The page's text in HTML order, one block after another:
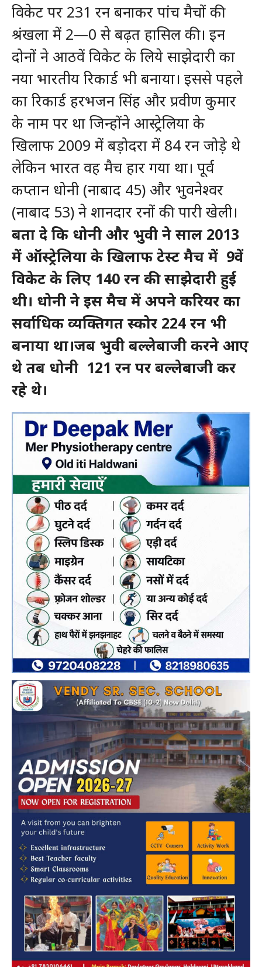
विकेट पर 231 रन बनाकर पांच मैचों की
श्रंखला में 2—0 से बढ़त हासिल की। इन
दोनों ने आठवें विकेट के लिये साझेदारी का
नया भारतीय रिकार्ड भी बनाया। इससे पहले
का रिकार्ड हरभजन सिंह और प्रवीण कुमार
के नाम पर था जिन्होंने आस्ट्रेलिया के
खिलाफ 2009 में बड़ोदरा में 84 रन जोड़े थे
लेकिन भारत वह मैच हार गया था। पूर्व
कप्तान धोनी (नाबाद 45) और भुवनेश्वर
(नाबाद 53) ने शानदार रनों की पारी खेली।
बता दे कि धोनी और भुवी ने साल 2013
में ऑस्ट्रेलिया के खिलाफ टेस्ट मैच में 9वें
विकेट के लिए 140 रन की साझेदारी हुई
थी। धोनी ने इस मैच में अपने करियर का
सर्वाधिक व्यक्तिगत स्कोर 224 रन भी
बनाया था।जब भुवी बल्लेबाजी करने आए
थे तब धोनी 121 रन पर बल्लेबाजी कर
रहे थे।